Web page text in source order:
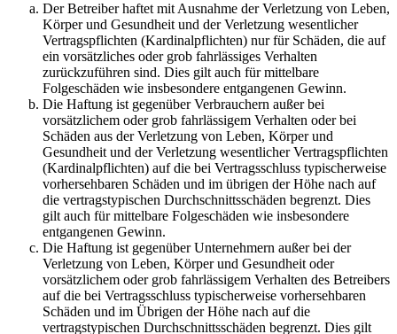
Der Betreiber haftet mit Ausnahme der Verletzung von Leben,
Körper und Gesundheit und der Verletzung wesentlicher
Vertragspflichten (Kardinalpflichten) nur für Schäden, die auf
ein vorsätzliches oder grob fahrlässiges Verhalten
zurückzuführen sind. Dies gilt auch für mittelbare
Folgeschäden wie insbesondere entgangenen Gewinn.
Die Haftung ist gegenüber Verbrauchern außer bei
vorsätzlichem oder grob fahrlässigem Verhalten oder bei
Schäden aus der Verletzung von Leben, Körper und
Gesundheit und der Verletzung wesentlicher Vertragspflichten
(Kardinalpflichten) auf die bei Vertragsschluss typischerweise
vorhersehbaren Schäden und im übrigen der Höhe nach auf
die vertragstypischen Durchschnittsschäden begrenzt. Dies
gilt auch für mittelbare Folgeschäden wie insbesondere
entgangenen Gewinn.
Die Haftung ist gegenüber Unternehmern außer bei der
Verletzung von Leben, Körper und Gesundheit oder
vorsätzlichem oder grob fahrlässigem Verhalten des Betreibers
auf die bei Vertragsschluss typischerweise vorhersehbaren
Schäden und im Übrigen der Höhe nach auf die
vertragstypischen Durchschnittsschäden begrenzt. Dies gilt